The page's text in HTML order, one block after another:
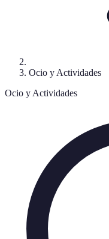
Ocio y Actividades
Ocio y Actividades